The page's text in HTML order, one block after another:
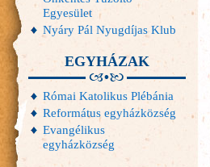
Egyesület
Nyáry Pál Nyugdíjas Klub
EGYHÁZAK
Római Katolikus Plébánia
Református egyházközség
Evangélikus
egyházközség